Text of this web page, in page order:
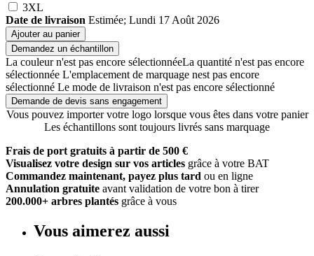
3XL
Date de livraison Estimée; Lundi 17 Août 2026
Ajouter au panier
Demandez un échantillon
La couleur n'est pas encore sélectionnéeLa quantité n'est pas encore
sélectionnée L'emplacement de marquage nest pas encore
sélectionné Le mode de livraison n'est pas encore sélectionné
Demande de devis sans engagement
Vous pouvez importer votre logo lorsque vous êtes dans votre panier
Les échantillons sont toujours livrés sans marquage
Frais de port gratuits à partir de 500 €
Visualisez votre design sur vos articles grâce à votre BAT
Commandez maintenant, payez plus tard ou en ligne
Annulation gratuite avant validation de votre bon à tirer
200.000+ arbres plantés grâce à vous
Vous aimerez aussi